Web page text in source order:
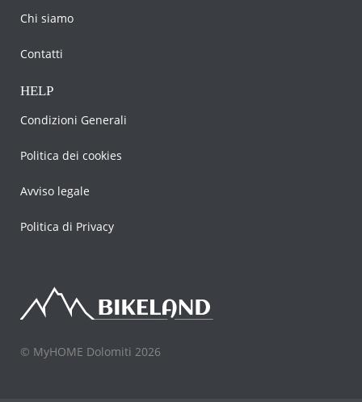
Chi siamo
Contatti
HELP
Condizioni Generali
Politica dei cookies
Avviso legale
Politica di Privacy
© MyHOME Dolomiti 2026